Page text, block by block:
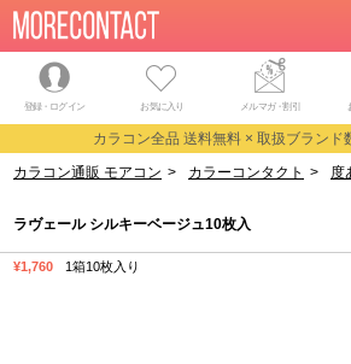
登録・ログイン お気に入り メルマガ・割引
カラコン全品 送料無料 × 取扱ブランド
カラコン通販 モアコン > カラーコンタクト > 度
ラヴェール シルキーベージュ10枚入
¥1,760 1箱10枚入り